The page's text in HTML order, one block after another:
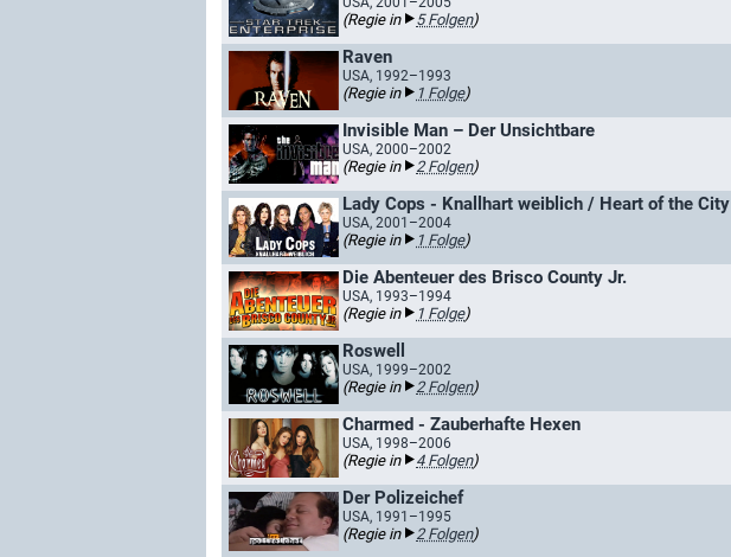
(Regie in 5 Folgen)
Raven
USA, 1992–1993
(Regie in 1 Folge)
Invisible Man – Der Unsichtbare
USA, 2000–2002
(Regie in 2 Folgen)
Lady Cops - Knallhart weiblich / Heart of the City
USA, 2001–2004
(Regie in 1 Folge)
Die Abenteuer des Brisco County Jr.
USA, 1993–1994
(Regie in 1 Folge)
Roswell
USA, 1999–2002
(Regie in 2 Folgen)
Charmed - Zauberhafte Hexen
USA, 1998–2006
(Regie in 4 Folgen)
Der Polizeichef
USA, 1991–1995
(Regie in 2 Folgen)